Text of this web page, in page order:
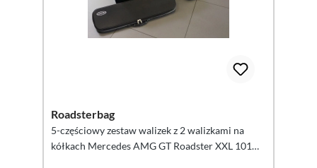
Roadsterbag
5-częściowy zestaw walizek z 2 walizkami na
kółkach Mercedes AMG GT Roadster XXL 101